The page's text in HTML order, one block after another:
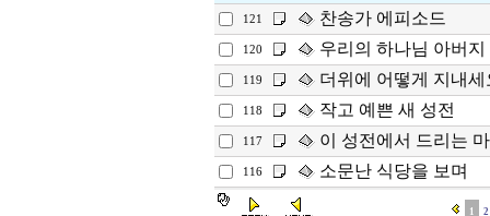
121 찬송가 에피소드
120 우리의 하나님 아버지
119 더위에 어떻게 지내세
118 작고 예쁜 새 성전
117 이 성전에서 드리는
116 소문난 식당을 보며
1 2